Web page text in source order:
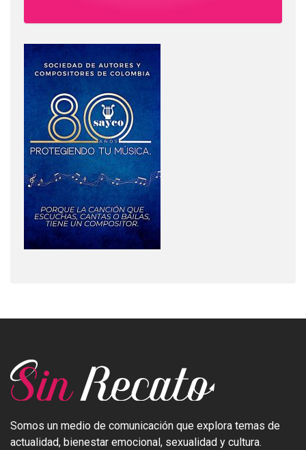
Somos un medio de comunicación que explora temas de
actualidad, bienestar emocional, sexualidad y cultura.